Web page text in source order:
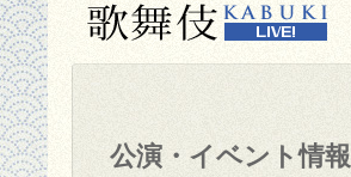
公演・イベント情報